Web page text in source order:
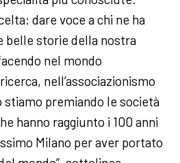
dare voce a chi ne ha
belle storie della nostra
nel mondo
nell’associazionismo
stiamo premiando le società
hanno raggiunto i 100 anni
Milano per aver portato